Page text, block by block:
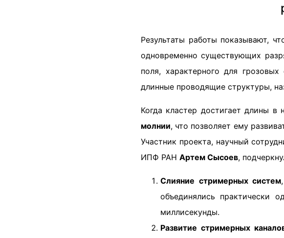
Результаты работы показывают,
одновременно существующих
поля, характерного для
длинные проводящие структуры,
Когда кластер достигает длины в
молнии, что позволяет ему
Участник проекта, научный
ИПФ РАН Артем Сысоев,
Слияние стримерных систем
объединялись практически
миллисекунды.
Развитие стримерных